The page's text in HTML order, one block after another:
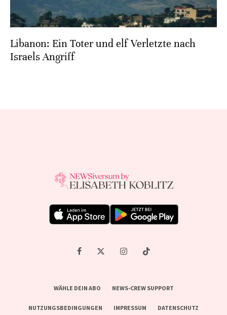
Libanon: Ein Toter und elf Verletzte nach
Israels Angriff
WÄHLE DEIN ABO NEWS-CREW SUPPORT
NUTZUNGSBEDINGUNGEN IMPRESSUM DATENSCHUTZ